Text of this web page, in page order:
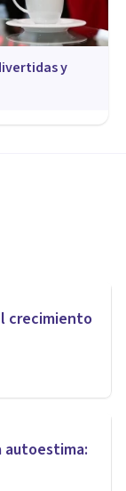
y
nicho
crecimiento
autoestima: